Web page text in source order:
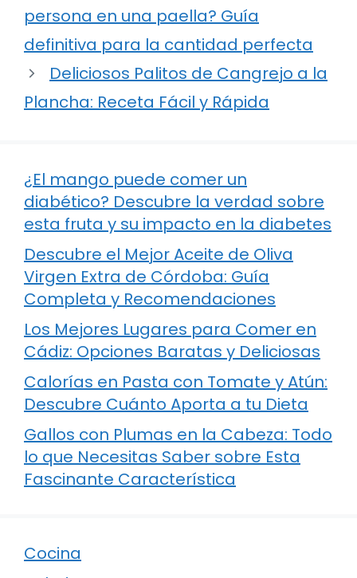
persona en una paella? Guía
definitiva para la cantidad perfecta
Deliciosos Palitos de Cangrejo a la
Plancha: Receta Fácil y Rápida
¿El mango puede comer un
diabético? Descubre la verdad sobre
esta fruta y su impacto en la diabetes
Descubre el Mejor Aceite de Oliva
Virgen Extra de Córdoba: Guía
Completa y Recomendaciones
Los Mejores Lugares para Comer en
Cádiz: Opciones Baratas y Deliciosas
Calorías en Pasta con Tomate y Atún:
Descubre Cuánto Aporta a tu Dieta
Gallos con Plumas en la Cabeza: Todo
lo que Necesitas Saber sobre Esta
Fascinante Característica
Cocina